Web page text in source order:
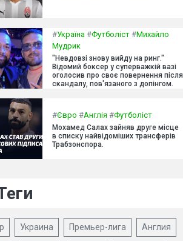
#Україна #Футболіст #Михайло
Мудрик
"Невдовзі знову вийду на ринг."
Відомий боксер у суперважкій вазі
оголосив про своє повернення після
скандалу, пов'язаного з допінгом.
#Євро #Англія #Футболіст
Мохамед Салах зайняв друге місце
в списку найвідоміших трансферів
Трабзонспора.
Украина Премьер-лига Англия